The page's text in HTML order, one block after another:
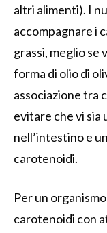
altri alimenti). I
accompagnare i
grassi, meglio
forma di olio di
associazione tra
evitare che vi sia
nell’intestino e
carotenoidi.
Per un
carotenoidi con